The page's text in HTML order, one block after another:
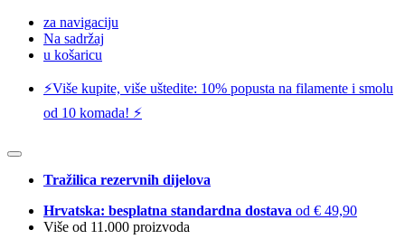
za navigaciju
Na sadržaj
u košaricu
⚡️Više kupite, više uštedite: 10% popusta na filamente i smolu
od 10 komada! ⚡️
Tražilica rezervnih dijelova
Hrvatska: besplatna standardna dostava od € 49,90
Više od 11.000 proizvoda